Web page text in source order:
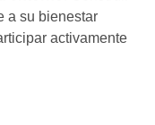
a su bienestar
activamente